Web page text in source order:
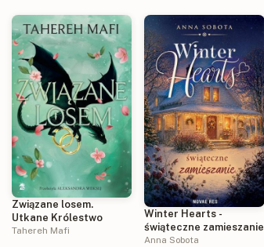
Związane losem.
Utkane Królestwo
Tahereh Mafi
Winter Hearts -
świąteczne zamieszanie
Anna Sobota